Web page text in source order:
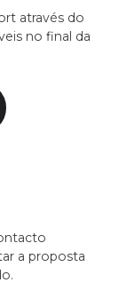
através do
no final da
a proposta